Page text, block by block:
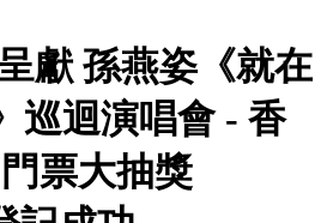
獻 孫燕姿《就在
巡迴演唱會 - 香
票大抽獎